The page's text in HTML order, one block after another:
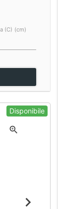
(C) (cm)
Disponibile